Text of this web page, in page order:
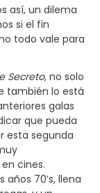
así, un dilema
si el fin
todo vale para
Secreto, no solo
también lo está
galas
que pueda
esta segunda
cines.
70’s, llena